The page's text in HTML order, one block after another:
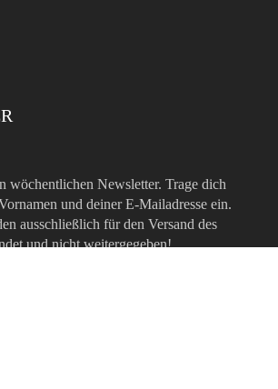
wöchentlichen Newsletter. Trage dich
und deiner E-Mailadresse ein.
ausschließlich für den Versand des
und nicht weitergegeben!